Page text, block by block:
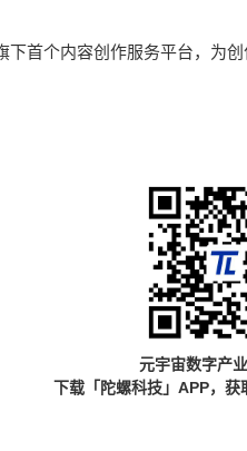
下首个内容创作服务平台，为
元宇宙数字产
下载「陀螺科技」APP，获